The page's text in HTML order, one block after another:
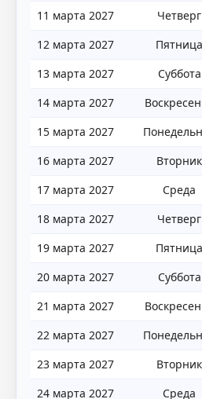
11 марта 2027
Четверг
12 марта 2027
Пятница
13 марта 2027
Суббота
14 марта 2027
15 марта 2027
16 марта 2027
Вторник
17 марта 2027
Среда
18 марта 2027
Четверг
19 марта 2027
Пятница
20 марта 2027
Суббота
21 марта 2027
22 марта 2027
23 марта 2027
Вторник
24 марта 2027
Среда